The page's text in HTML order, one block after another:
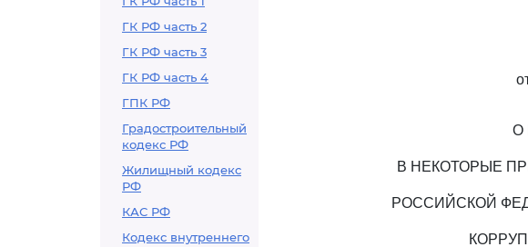
ГК РФ часть 2
ГК РФ часть 3
ГК РФ часть 4
ГПК РФ
Градостроительный
кодекс РФ
Жилищный кодекс
РФ
КАС РФ
Кодекс внутреннего
О
В НЕКОТОРЫЕ
РОССИЙСКОЙ